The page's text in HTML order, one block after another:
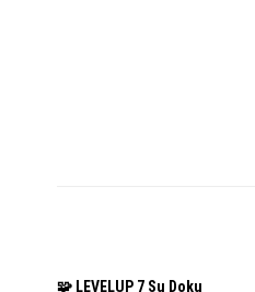
🧩 LEVELUP 7 Su Doku